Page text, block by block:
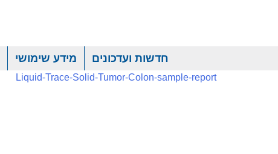
חדשות ועדכונים מידע שימושי
Liquid-Trace-Solid-Tumor-Colon-sample-report